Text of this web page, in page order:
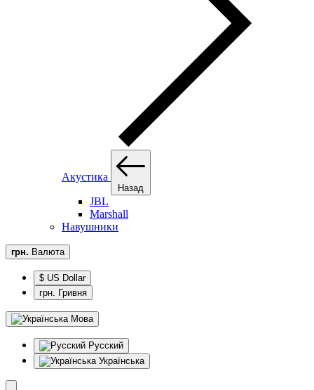
Акустика
Назад
JBL
Marshall
Навушники
грн. Валюта
$ US Dollar
грн. Гривня
Мова
Русский
Українська